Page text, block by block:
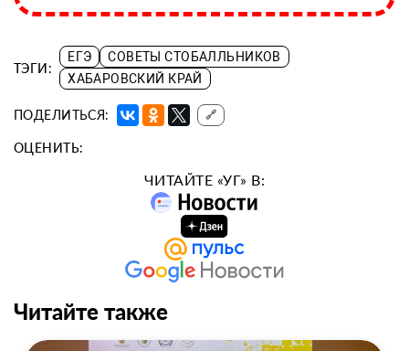
ТЭГИ:
ЕГЭ
СОВЕТЫ СТОБАЛЛЬНИКОВ
ХАБАРОВСКИЙ КРАЙ
ПОДЕЛИТЬСЯ: 🔗
ОЦЕНИТЬ:
ЧИТАЙТЕ «УГ» В:
Читайте также